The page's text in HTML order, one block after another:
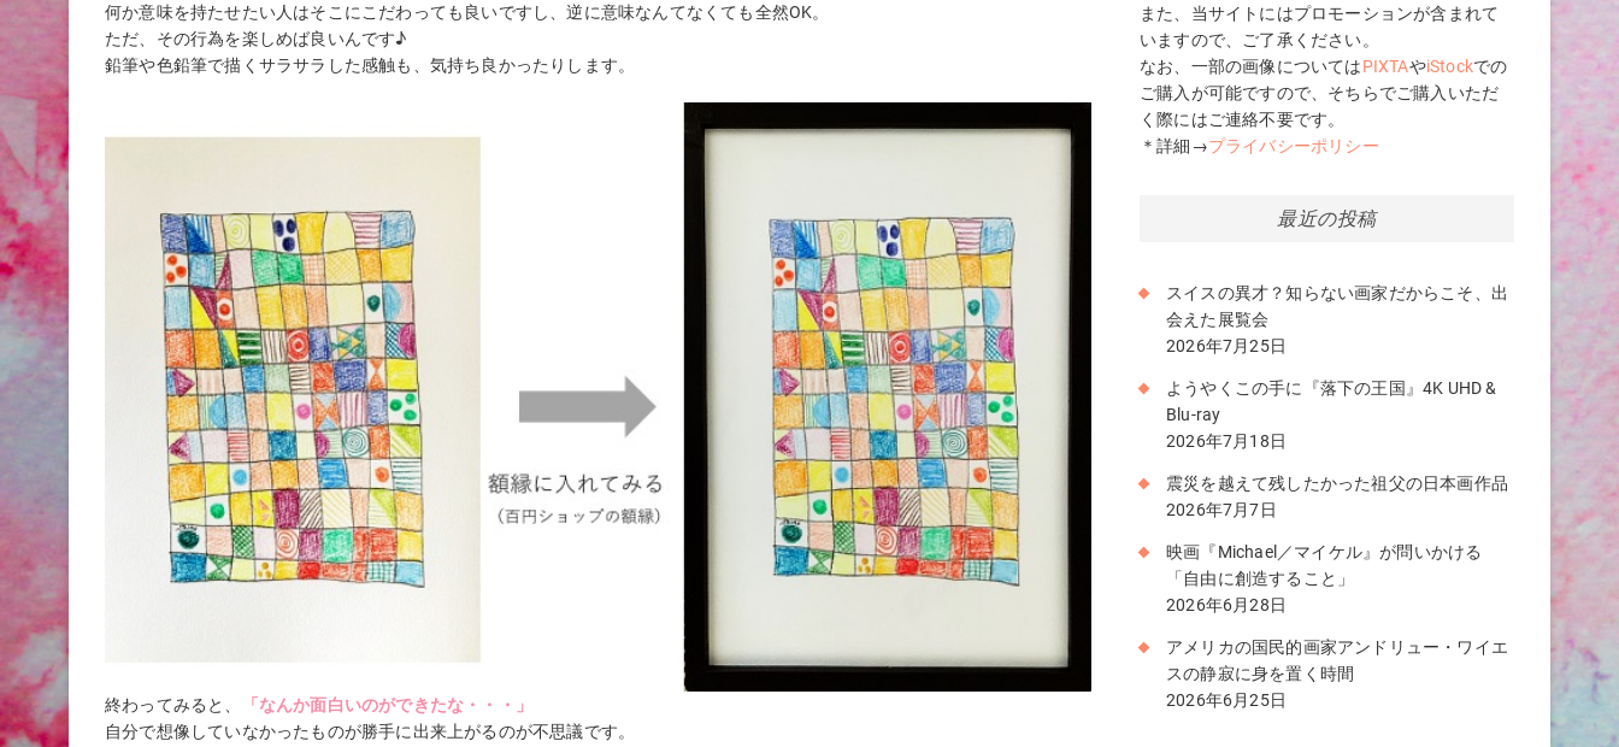
何か意味を持たせたい人はそこにこだわっても良いですし、逆に意味なんてなくても全然OK。
ただ、その行為を楽しめば良いんです♪
鉛筆や色鉛筆で描くサラサラした感触も、気持ち良かったりします。
終わってみると、
「なんか面白いのができたな・・・」
自分で想像していなかったものが勝手に出来上がるのが不思議です。
また、当サイトにはプロモーションが含まれて
いますので、ご了承ください。
なお、一部の画像についてはPIXTAやiStockでの
ご購入が可能ですので、そちらでご購入いただ
く際にはご連絡不要です。
＊詳細→プライバシーポリシー
最近の投稿
スイスの異才？知らない画家だからこそ、出
会えた展覧会
2026年7月25日
ようやくこの手に『落下の王国』4K UHD &
Blu-ray
2026年7月18日
震災を越えて残したかった祖父の日本画作品
2026年7月7日
映画『Michael／マイケル』が問いかける
「自由に創造すること」
2026年6月28日
アメリカの国民的画家アンドリュー・ワイエ
スの静寂に身を置く時間
2026年6月25日